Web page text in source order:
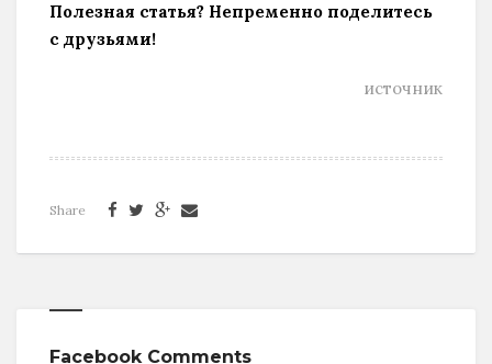
Полезная статья? Непременно поделитесь
с друзьями!
источник
Share
Facebook Comments